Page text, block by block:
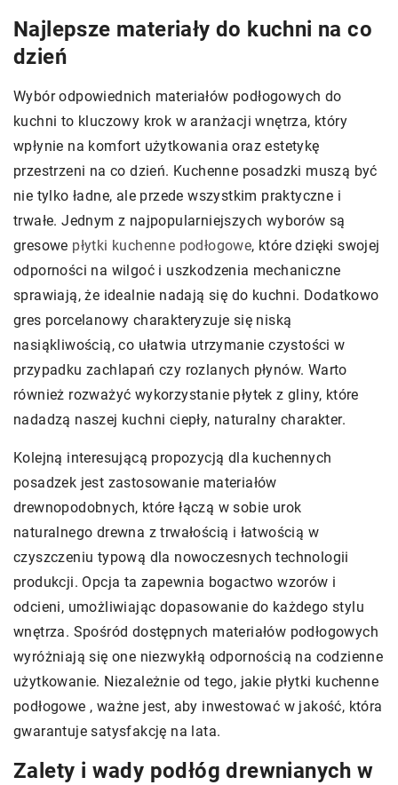
Najlepsze materiały do kuchni na co
dzień
Wybór odpowiednich materiałów podłogowych do
kuchni to kluczowy krok w aranżacji wnętrza, który
wpłynie na komfort użytkowania oraz estetykę
przestrzeni na co dzień. Kuchenne posadzki muszą być
nie tylko ładne, ale przede wszystkim praktyczne i
trwałe. Jednym z najpopularniejszych wyborów są
gresowe płytki kuchenne podłogowe, które dzięki swojej
odporności na wilgoć i uszkodzenia mechaniczne
sprawiają, że idealnie nadają się do kuchni. Dodatkowo
gres porcelanowy charakteryzuje się niską
nasiąkliwością, co ułatwia utrzymanie czystości w
przypadku zachlapań czy rozlanych płynów. Warto
również rozważyć wykorzystanie płytek z gliny, które
nadadzą naszej kuchni ciepły, naturalny charakter.
Kolejną interesującą propozycją dla kuchennych
posadzek jest zastosowanie materiałów
drewnopodobnych, które łączą w sobie urok
naturalnego drewna z trwałością i łatwością w
czyszczeniu typową dla nowoczesnych technologii
produkcji. Opcja ta zapewnia bogactwo wzorów i
odcieni, umożliwiając dopasowanie do każdego stylu
wnętrza. Spośród dostępnych materiałów podłogowych
wyróżniają się one niezwykłą odpornością na codzienne
użytkowanie. Niezależnie od tego, jakie płytki kuchenne
podłogowe , ważne jest, aby inwestować w jakość, która
gwarantuje satysfakcję na lata.
Zalety i wady podłóg drewnianych w